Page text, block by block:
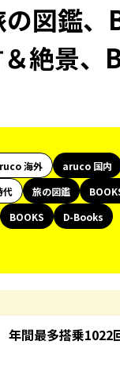
図鑑、
絶景、
海外 aruco 国内
代 旅の図鑑
BOOKS
D-Books
間最多搭乗1022